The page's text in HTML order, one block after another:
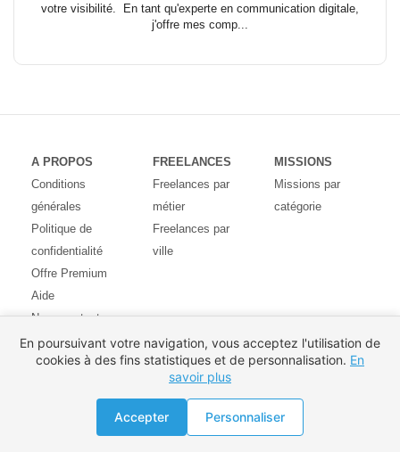
votre visibilité. En tant qu'experte en communication digitale,
j'offre mes comp...
Proposer une mission
A PROPOS
Conditions
générales
Politique de
confidentialité
Offre Premium
Aide
Nous contacter
Avis des
utilisateurs
FREELANCES
Freelances par
métier
Freelances par
ville
MISSIONS
Missions par
catégorie
En poursuivant votre navigation, vous acceptez l'utilisation de
cookies à des fins statistiques et de personnalisation. En
savoir plus
Accepter Personnaliser